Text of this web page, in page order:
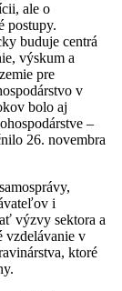
ale o
postupy.
buduje centrá
výskum a
pre
v
bolo aj
–
26. novembra
i
výzvy sektora a
vzdelávanie v
ktoré